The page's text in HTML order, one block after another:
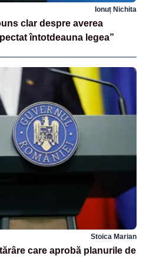
Ionuț Nichita
clar despre averea
întotdeauna legea”
Stoica Marian
care aprobă planurile de